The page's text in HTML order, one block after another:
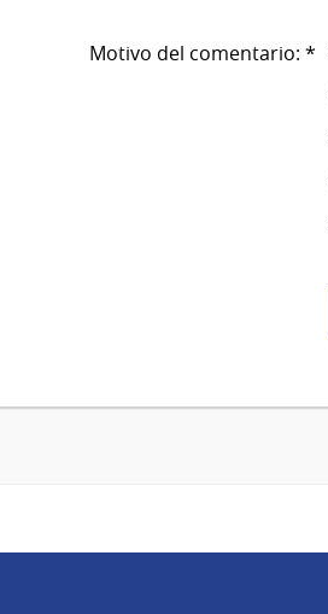
Motivo del comentario: *